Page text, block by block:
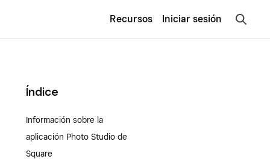
Recursos Iniciar sesión
Índice
Información sobre la
aplicación Photo Studio de
Square